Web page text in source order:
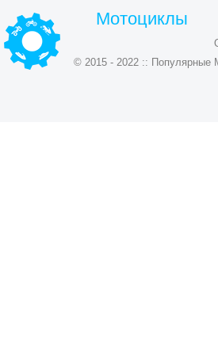
Мотоциклы
© 2015 - 2022 ::